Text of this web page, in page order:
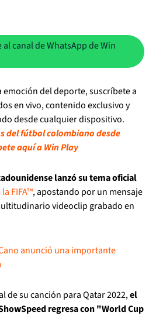
canal de WhatsApp de Win
del deporte, suscríbete a
en vivo, contenido exclusivo y
desde cualquier dispositivo.
del fútbol colombiano desde
aquí a Win Play
lanzó su tema oficial
FIFA™, apostando por un mensaje
videoclip grabado en
anunció una importante
de su canción para Qatar 2022,el
regresa con "World Cup